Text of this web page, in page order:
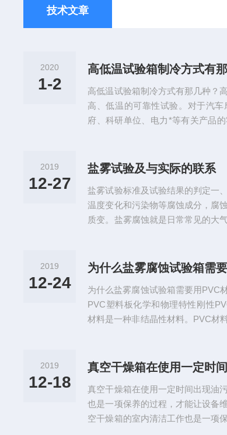
技术文章
2020
1-2
高低温试验箱制冷方式有
高低温试验箱制冷方式有那几种？
高、低温的可靠性试验。对于汽
府、科研单位、电力*等有关产品
箱在实际生产有这么多的用途！高
冷；2、制冷剂：采用制冷剂R502
2019
12-27
盐雾试验及与实际的联系
盐雾试验标准及试验结果的判定一
温度变化和污染物等腐蚀成分，腐
质变。盐雾腐蚀就是日常常见的大
验分为两大类，一类是天然环境暴
工作原理是：在其容积空间内用人
2019
12-24
为什么盐雾腐蚀试验箱需
为什么盐雾腐蚀试验箱需要用PVC
PVC塑料板化学和物理特性刚性
材料是一种非结晶性材料。PVC材
剂和强酸都有很强的抵抗力。然而
是一个非常重要的工艺...
2019
12-18
真空干燥箱在使用一定时
真空干燥箱在使用一定时间出现油
也是一项保养的过程，才能让设备
空干燥箱的室内清洁工作也是一项